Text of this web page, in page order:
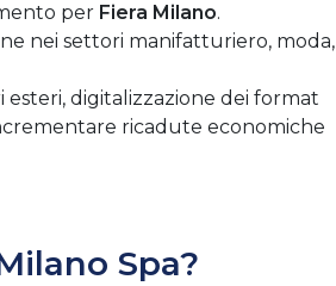
per Fiera Milano.
nei settori manifatturiero, moda,
esteri, digitalizzazione dei format
ricadute economiche
Spa?